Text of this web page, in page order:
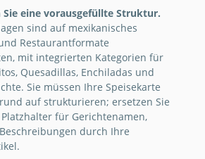
Sie eine vorausgefüllte Struktur.
sind auf mexikanisches
Restaurantformate
mit integrierten Kategorien für
Quesadillas, Enchiladas und
Sie müssen Ihre Speisekarte
auf strukturieren; ersetzen Sie
für Gerichtenamen,
durch Ihre